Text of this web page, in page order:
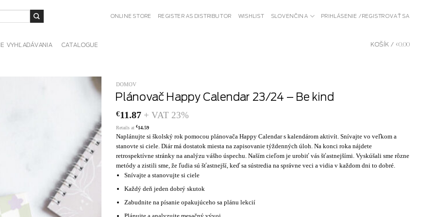
ONLINE STORE REGISTER AS DISTRIBUTOR WISHLIST SLOVENČINA PRIHLÁSENIE / REGISTROVAŤ SA
VYHĽADÁVANIA CATALOGUE KOŠÍK / €0.00
DOMOV
Plánovač Happy Calendar 23/24 – Be kind
€11.87 + VAT 23%
Retails at €14.59
Naplánujte si školský rok pomocou plánovača Happy Calendar s kalendárom aktivít. Snívajte vo veľkom a
stanovte si ciele. Diár má dostatok miesta na zapisovanie týždenných úloh. Na konci roka nájdete
retrospektívne stránky na analýzu vášho úspechu. Naším cieľom je urobiť vás šťastnejšími. Vyskúšali sme rôzne
metódy a zistili sme, že ľudia sú šťastnejší, keď sa sústredia na správne veci a vidia v každom dni to dobré.
Snívajte a stanovujte si ciele
Každý deň jeden dobrý skutok
Zabudnite na písanie opakujúceho sa plánu lekcií